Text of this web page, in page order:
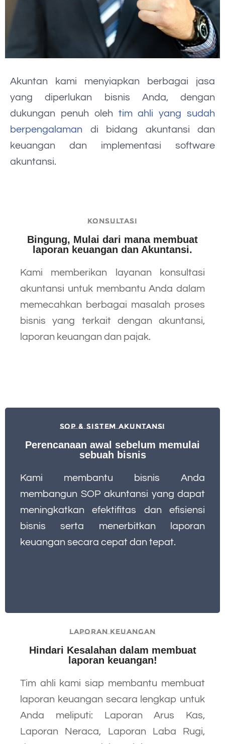
Akuntan kami menyiapkan berbagai jasa
yang diperlukan bisnis Anda, dengan
dukungan penuh oleh tim ahli yang sudah
berpengalaman di bidang akuntansi dan
keuangan dan implementasi software
akuntansi.
KONSULTASI
Bingung, Mulai dari mana membuat
laporan keuangan dan Akuntansi.
Kami memberikan layanan konsultasi
akuntansi untuk membantu Anda dalam
memecahkan berbagai masalah proses
bisnis yang terkait dengan akuntansi,
laporan keuangan dan pajak.
SOP & SISTEM AKUNTANSI
Perencanaan awal sebelum memulai
sebuah bisnis
Kami membantu bisnis Anda
membangun SOP akuntansi yang dapat
meningkatkan efektifitas dan efisiensi
bisnis serta menerbitkan laporan
keuangan secara cepat dan tepat.
LAPORAN KEUANGAN
Hindari Kesalahan dalam membuat
laporan keuangan!​
Tim ahli kami siap membantu membuat
laporan keuangan secara lengkap untuk
Anda meliputi: Laporan Arus Kas,
Laporan Neraca, Laporan Laba Rugi,